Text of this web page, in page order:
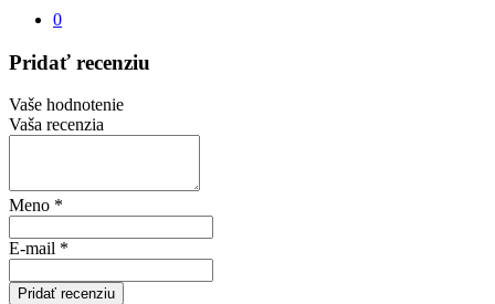
0
Pridať recenziu
Vaše hodnotenie
Vaša recenzia
Meno *
E-mail *
Pridať recenziu